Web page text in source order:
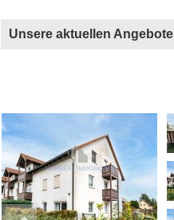
Unsere aktuellen Angebote